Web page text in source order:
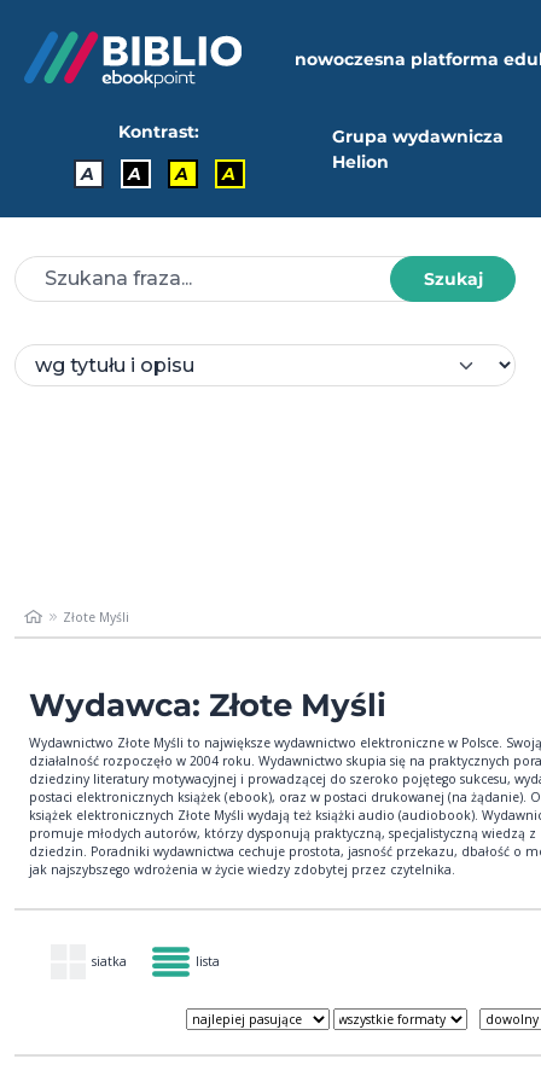
nowoczesna platforma
Kontrast:
A
A A A
Grupa wydawnicza
Helion
Szukaj
Złote Myśli
Wydawca: Złote Myśli
Wydawnictwo Złote Myśli to największe wydawnictwo elektroniczne w Polsce. Swoją
działalność rozpoczęło w 2004 roku. Wydawnictwo skupia się na praktycznych
dziedziny literatury motywacyjnej i prowadzącej do szeroko pojętego sukcesu,
postaci elektronicznych książek (ebook), oraz w postaci drukowanej (na żądanie).
książek elektronicznych Złote Myśli wydają też książki audio (audiobook).
promuje młodych autorów, którzy dysponują praktyczną, specjalistyczną wiedzą z
dziedzin. Poradniki wydawnictwa cechuje prostota, jasność przekazu, dbałość o
jak najszybszego wdrożenia w życie wiedzy zdobytej przez czytelnika.
siatka lista